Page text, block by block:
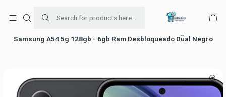
+56954787534
Samsung A54 5g 128gb - 6gb Ram Desbloqueado Dual Negro